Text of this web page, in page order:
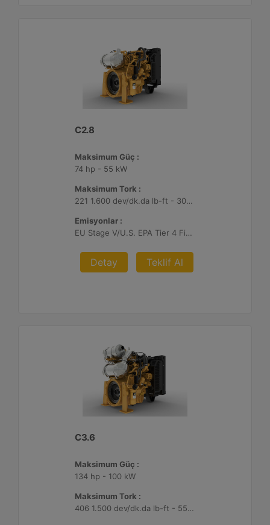
C2.8
Maksimum Güç :
74 hp - 55 kW
Maksimum Tork :
221 1.600 dev/dk.da lb-ft - 300 1.600 dev/dk.da Nm
Emisyonlar :
EU Stage V/U.S. EPA Tier 4 Final/ Japan 2014 (Tier 4 Final)
Detay Teklif Al
C3.6
Maksimum Güç :
134 hp - 100 kW
Maksimum Tork :
406 1.500 dev/dk.da lb-ft - 550 1.500 dev/dk.da Nm